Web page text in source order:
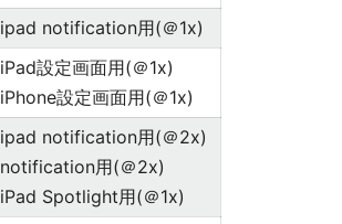
ipad notification用(＠1x)
iPad設定画面用(＠1x)
iPhone設定画面用(＠1x)
ipad notification用(＠2x)
notification用(＠2x)
iPad Spotlight用(＠1x)